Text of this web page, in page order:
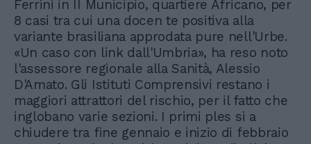
Ferrini in II Municipio, quartiere Africano, per
8 casi tra cui una docen te positiva alla
variante brasiliana approdata pure nell'Urbe.
«Un caso con link dall'Umbria», ha reso noto
l'assessore regionale alla Sanità, Alessio
D'Amato. Gli Istituti Comprensivi restano i
maggiori attrattori del rischio, per il fatto che
inglobano varie sezioni. I primi ples si a
chiudere tra fine gennaio e inizio di febbraio